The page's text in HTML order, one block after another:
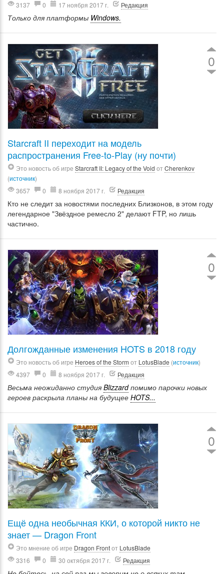
3137
0 17 ноября 2017 г. Редакция
Только для платформы Windows.
0
Starcraft II переходит на модель
распространения Free-to-Play (ну почти)
Это новость об игре Starcraft II: Legacy of the Void отCherenkov
(источник)
3657
0 8 ноября 2017 г. Редакция
Кто не следит за новостями последних Близконов, в этом году
легендарное "Звёздное ремесло 2" делают FTP, но лишь
частично.
0
Долгожданные изменения HOTS в 2018 году
Это новость об игре Heroes of the Storm от LotusBlade (источник)
4397
0 8 ноября 2017 г. Редакция
Весьма неожиданно студия Blizzardпомимо парочки новых
героев раскрыла планы на будущее HOTS...
0
Ещё одна необычная ККИ, о которой никто не
знает — Dragon Front
Это мнение об игре Dragon Frontот LotusBlade
3316
0 30 октября 2017 г. Редакция